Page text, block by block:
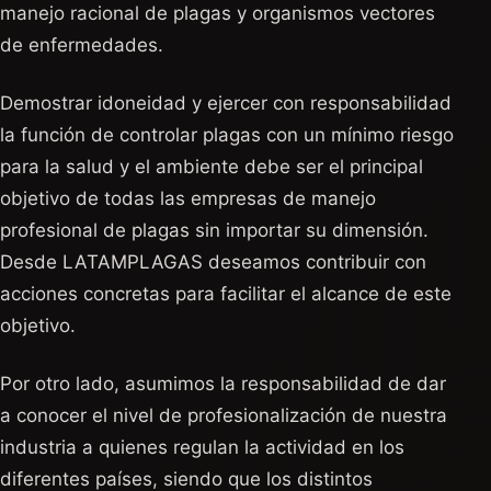
manejo racional de plagas y organismos vectores
de enfermedades.
Demostrar idoneidad y ejercer con responsabilidad
la función de controlar plagas con un mínimo riesgo
para la salud y el ambiente debe ser el principal
objetivo de todas las empresas de manejo
profesional de plagas sin importar su dimensión.
Desde LATAMPLAGAS deseamos contribuir con
acciones concretas para facilitar el alcance de este
objetivo.
Por otro lado, asumimos la responsabilidad de dar
a conocer el nivel de profesionalización de nuestra
industria a quienes regulan la actividad en los
diferentes países, siendo que los distintos